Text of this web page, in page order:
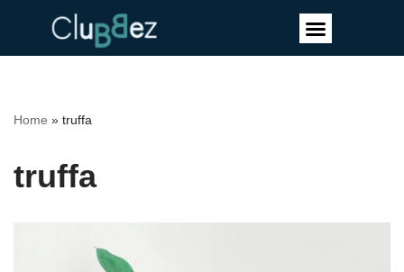
Home » truffa
truffa